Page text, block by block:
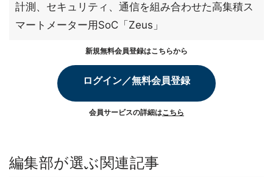
計測、セキュリティ、通信を組み合わせた高集積ス
マートメーター用SoC「Zeus」
新規無料会員登録はこちらから
ログイン／無料会員登録
会員サービスの詳細はこちら
編集部が選ぶ関連記事